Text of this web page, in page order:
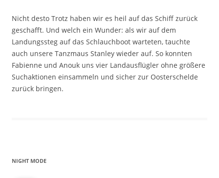
Nicht desto Trotz haben wir es heil auf das Schiff zurück
geschafft. Und welch ein Wunder: als wir auf dem
Landungssteg auf das Schlauchboot warteten, tauchte
auch unsere Tanzmaus Stanley wieder auf. So konnten
Fabienne und Anouk uns vier Landausflügler ohne größere
Suchaktionen einsammeln und sicher zur Oosterschelde
zurück bringen.
NIGHT MODE